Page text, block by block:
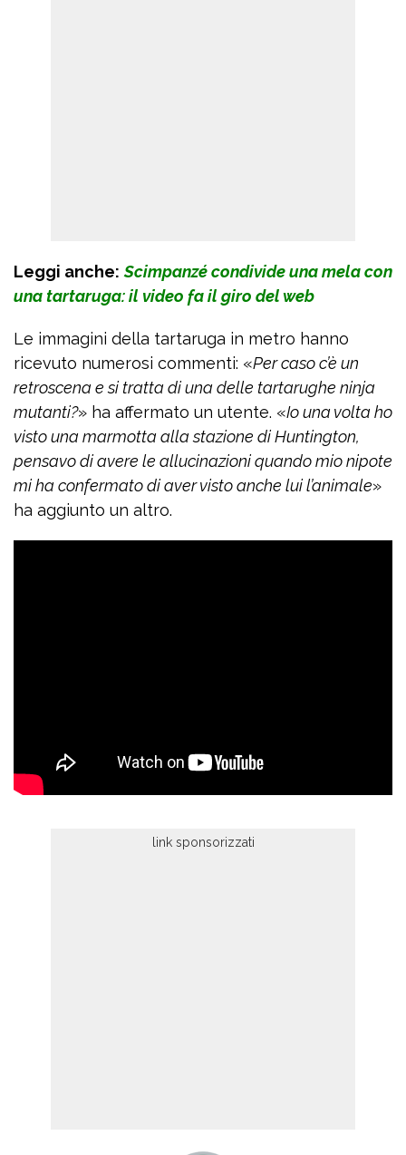
Leggi anche: Scimpanzé condivide una mela con
una tartaruga: il video fa il giro del web
Le immagini della tartaruga in metro hanno
ricevuto numerosi commenti: «Per caso c’è un
retroscena e si tratta di una delle tartarughe ninja
mutanti?» ha affermato un utente. «Io una volta ho
visto una marmotta alla stazione di Huntington,
pensavo di avere le allucinazioni quando mio nipote
mi ha confermato di aver visto anche lui l’animale»
ha aggiunto un altro.